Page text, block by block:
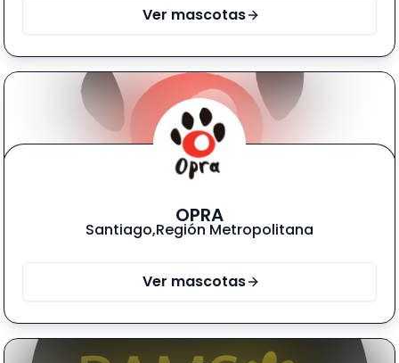
Ver mascotas
OPRA
Santiago,Región Metropolitana
Ver mascotas